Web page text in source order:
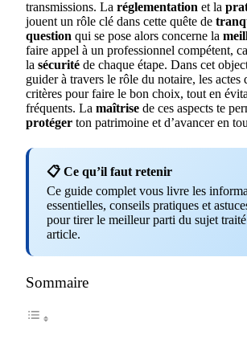
transmissions. La réglementation et la
jouent un rôle clé dans cette quête de
question qui se pose alors concerne la
faire appel à un professionnel compétent,
la sécurité de chaque étape. Dans cet
guider à travers le rôle du notaire, les actes
critères pour faire le bon choix, tout en
fréquents. La maîtrise de ces aspects te
protéger ton patrimoine et d’avancer en
📋 Ce qu’il faut retenir
Ce guide complet vous livre les
essentielles, conseils pratiques et
pour tirer le meilleur parti du sujet
article.
Sommaire